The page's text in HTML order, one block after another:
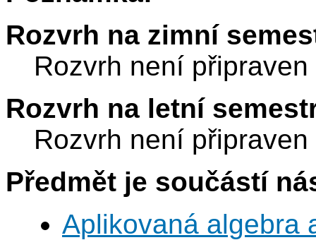
Rozvrh na zimní
Rozvrh není připraven
Rozvrh na letní
Rozvrh není připraven
Předmět je součástí
Aplikovaná algebra